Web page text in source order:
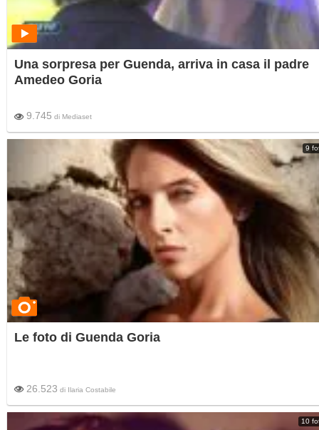
Una sorpresa per Guenda, arriva in casa il padre
Amedeo Goria
9.745 di Mediaset
9
Le foto di Guenda Goria
26.523 di Ilaria Costabile
10